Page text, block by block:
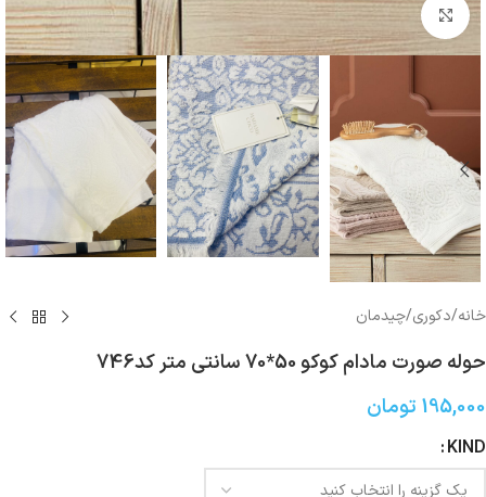
بزرگنمایی تصویر
خانه/دکوری/چیدمان
حوله صورت مادام کوکو 50*70 سانتی متر کد746
195,000 تومان
KIND